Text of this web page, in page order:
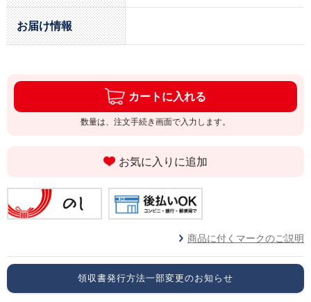
お届け情報
カートに入れる
数量は、注文手続き画面で入力します。
お気に入りに追加
商品に付くマークのご説明
領収書発行方法一部変更のお知らせ